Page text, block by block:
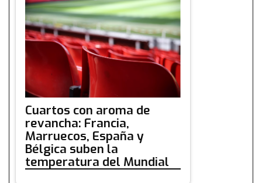
Cuartos con aroma de
revancha: Francia,
Marruecos, España y
Bélgica suben la
temperatura del Mundial